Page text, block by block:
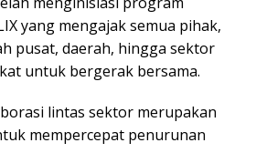
yang mengajak semua pihak,
pusat, daerah, hingga sektor
untuk bergerak bersama.
lintas sektor merupakan
mempercepat penurunan